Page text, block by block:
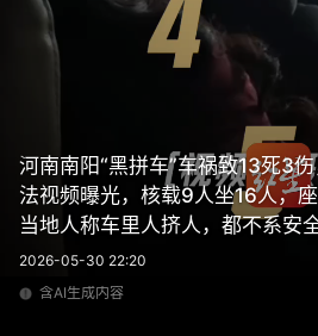
河南南阳“黑拼车”车祸致13死3
法视频曝光，核载9人坐16人，座
当地人称车里人挤人，都不系安
2026-05-30 22:20
含AI生成内容